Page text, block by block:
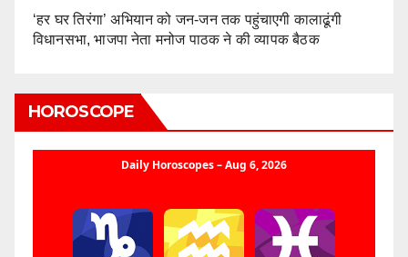
‘हर घर तिरंगा’ अभियान को जन-जन तक पहुंचाएगी कालाढूंगी
विधानसभा, भाजपा नेता मनोज पाठक ने की व्यापक बैठक
HOROSCOPE